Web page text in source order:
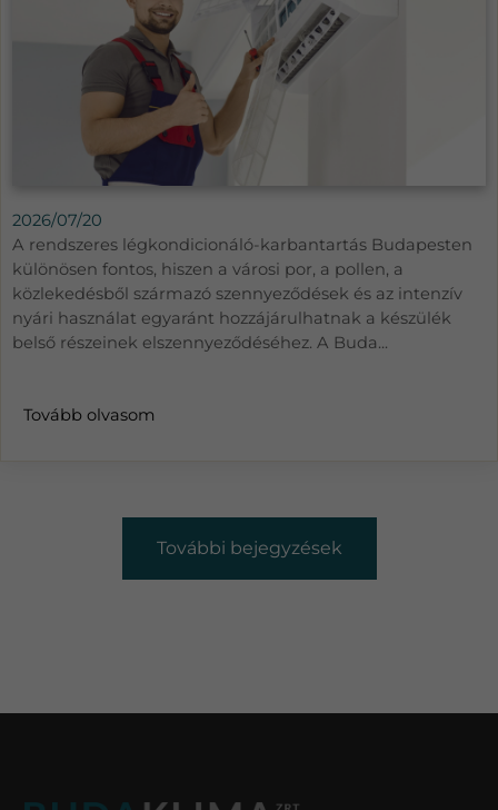
2026/07/20
A rendszeres légkondicionáló-karbantartás Budapesten
különösen fontos, hiszen a városi por, a pollen, a
közlekedésből származó szennyeződések és az intenzív
nyári használat egyaránt hozzájárulhatnak a készülék
belső részeinek elszennyeződéséhez. A Buda...
Tovább olvasom
További bejegyzések